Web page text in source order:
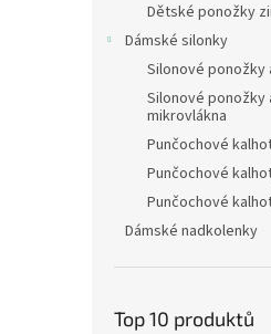
Dětské ponožky
Dámské silonky
Silonové ponožky
Silonové ponožky
mikrovlákna
Punčochové
Punčochové
Punčochové
Dámské nadkolenky
Top 10 produktů